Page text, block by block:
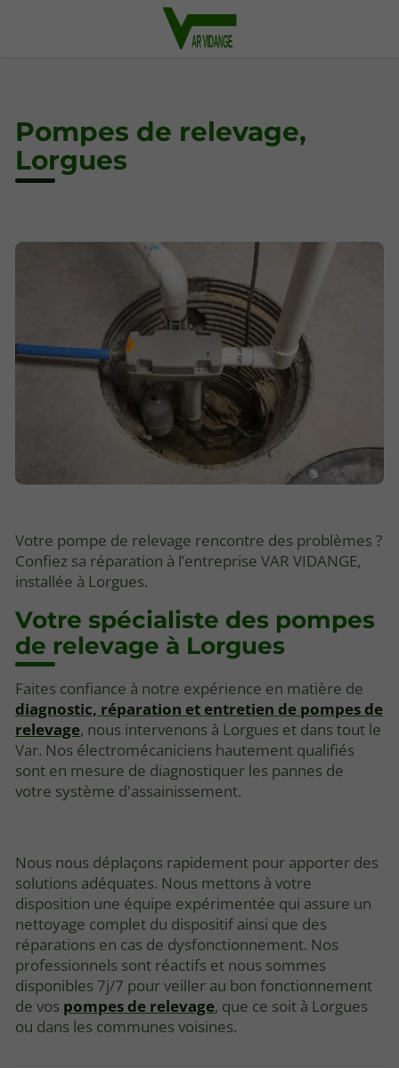
Pompes de relevage,
Lorgues
Votre pompe de relevage rencontre des problèmes ?
Confiez sa réparation à l’entreprise VAR VIDANGE,
installée à Lorgues.
Votre spécialiste des pompes
de relevage à Lorgues
Faites confiance à notre expérience en matière de
diagnostic, réparation et entretien de pompes de
relevage, nous intervenons à Lorgues et dans tout le
Var. Nos électromécaniciens hautement qualifiés
sont en mesure de diagnostiquer les pannes de
votre système d'assainissement.
Nous nous déplaçons rapidement pour apporter des
solutions adéquates. Nous mettons à votre
disposition une équipe expérimentée qui assure un
nettoyage complet du dispositif ainsi que des
réparations en cas de dysfonctionnement. Nos
professionnels sont réactifs et nous sommes
disponibles 7j/7 pour veiller au bon fonctionnement
de vos pompes de relevage, que ce soit à Lorgues
ou dans les communes voisines.